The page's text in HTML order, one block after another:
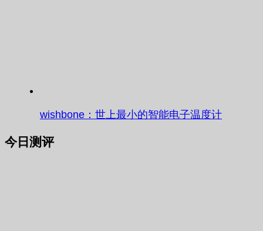
wishbone：世上最小的智能电子温度计
今日测评